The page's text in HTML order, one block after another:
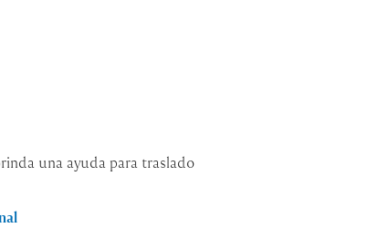
una ayuda para traslado